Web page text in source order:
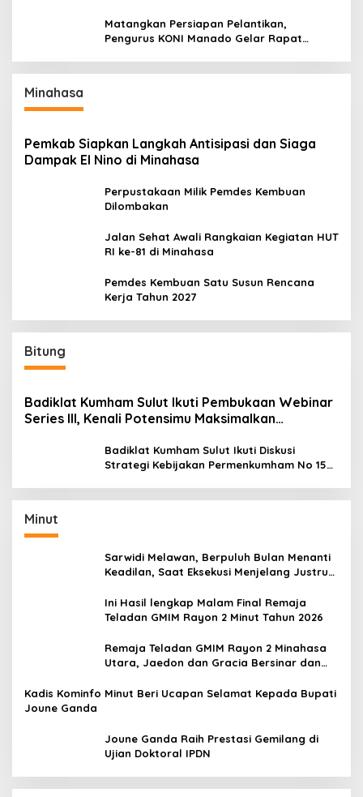
Matangkan Persiapan Pelantikan,
Pengurus KONI Manado Gelar Rapat
Minahasa
Pemkab Siapkan Langkah Antisipasi dan Siaga
Dampak El Nino di Minahasa
Perpustakaan Milik Pemdes Kembuan
Dilombakan
Jalan Sehat Awali Rangkaian Kegiatan HUT
RI ke-81 di Minahasa
Pemdes Kembuan Satu Susun Rencana
Kerja Tahun 2027
Bitung
Badiklat Kumham Sulut Ikuti Pembukaan Webinar
Series III, Kenali Potensimu Maksimalkan
Badiklat Kumham Sulut Ikuti Diskusi
Strategi Kebijakan Permenkumham No 15
Minut
Sarwidi Melawan, Berpuluh Bulan Menanti
Keadilan, Saat Eksekusi Menjelang Justru
Ini Hasil lengkap Malam Final Remaja
Teladan GMIM Rayon 2 Minut Tahun 2026
Remaja Teladan GMIM Rayon 2 Minahasa
Utara, Jaedon dan Gracia Bersinar dan
Kadis Kominfo Minut Beri Ucapan Selamat Kepada Bupati
Joune Ganda
Joune Ganda Raih Prestasi Gemilang di
Ujian Doktoral IPDN